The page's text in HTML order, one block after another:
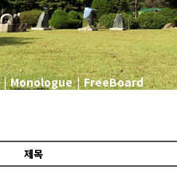
Monologue FreeBoard
제목